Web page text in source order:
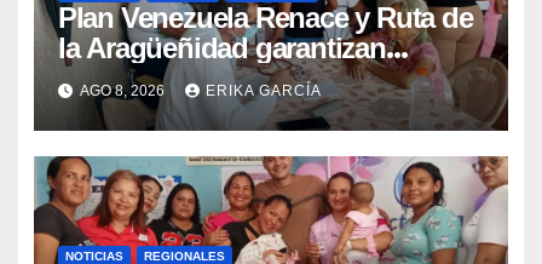
Plan Venezuela Renace y Ruta de
la Aragüeñidad garantizan
atención médica integral en
Aragua
AGO 8, 2026 ERIKA GARCÍA
NOTICIAS REGIONALES